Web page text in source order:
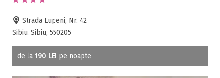
Strada Lupeni, Nr. 42
Sibiu, Sibiu, 550205
de la 190 LEI pe noapte